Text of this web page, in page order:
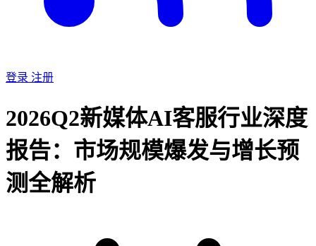
登录 注册
2026Q2新媒体AI客服行业深度
报告：市场规模爆发与增长预
测全解析